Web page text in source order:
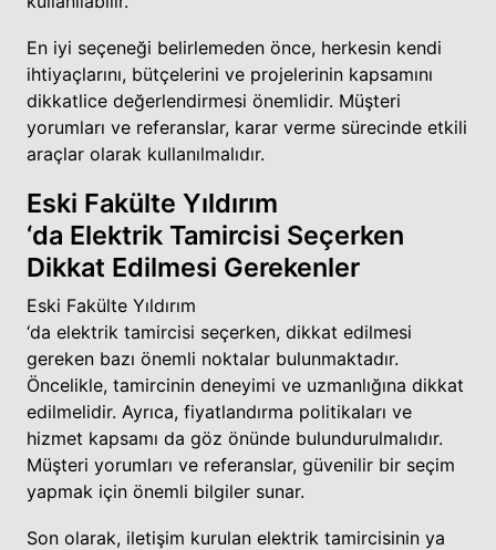
En iyi seçeneği belirlemeden önce, herkesin kendi
ihtiyaçlarını, bütçelerini ve projelerinin kapsamını
dikkatlice değerlendirmesi önemlidir. Müşteri
yorumları ve referanslar, karar verme sürecinde etkili
araçlar olarak kullanılmalıdır.
Eski Fakülte Yıldırım
‘da Elektrik Tamircisi Seçerken
Dikkat Edilmesi Gerekenler
Eski Fakülte Yıldırım
‘da elektrik tamircisi seçerken, dikkat edilmesi
gereken bazı önemli noktalar bulunmaktadır.
Öncelikle, tamircinin deneyimi ve uzmanlığına dikkat
edilmelidir. Ayrıca, fiyatlandırma politikaları ve
hizmet kapsamı da göz önünde bulundurulmalıdır.
Müşteri yorumları ve referanslar, güvenilir bir seçim
yapmak için önemli bilgiler sunar.
Son olarak, iletişim kurulan elektrik tamircisinin ya